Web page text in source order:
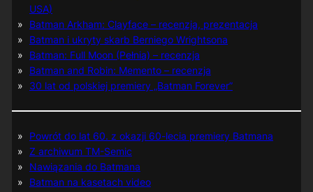
USA)
Batman Arkham: Clayface – recenzja, prezentacja
Batman i ukryty skarb Berniego Wrightsona
Batman: Full Moon (Pełnia) – recenzja
Batman and Robin: Memento – recenzja
30 lat od polskiej premiery „Batman Forever”
Powrót do lat 60. z okazji 60-lecia premiery Batmana
Z archiwum TM-Semic
Nawiązania do Batmana
Batman na kasetach video